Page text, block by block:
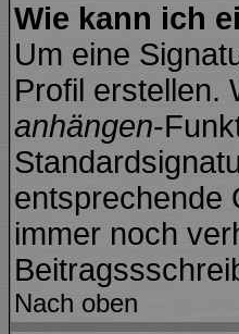
Wie kann ich
Um eine
Profil erstellen.
anhängen-
entsprechende
immer noch
Nach oben